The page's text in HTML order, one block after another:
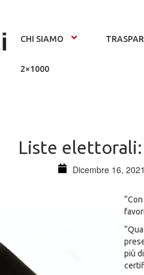
CHI SIAMO
2×1000
Liste elettorali:
Dicembre 16, 2021
più